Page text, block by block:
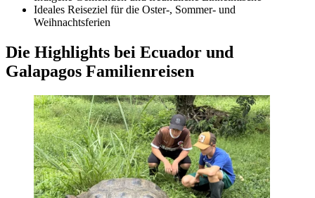
Ideales Reiseziel für die Oster-, Sommer- und
Weihnachtsferien
Die Highlights bei Ecuador und
Galapagos Familienreisen